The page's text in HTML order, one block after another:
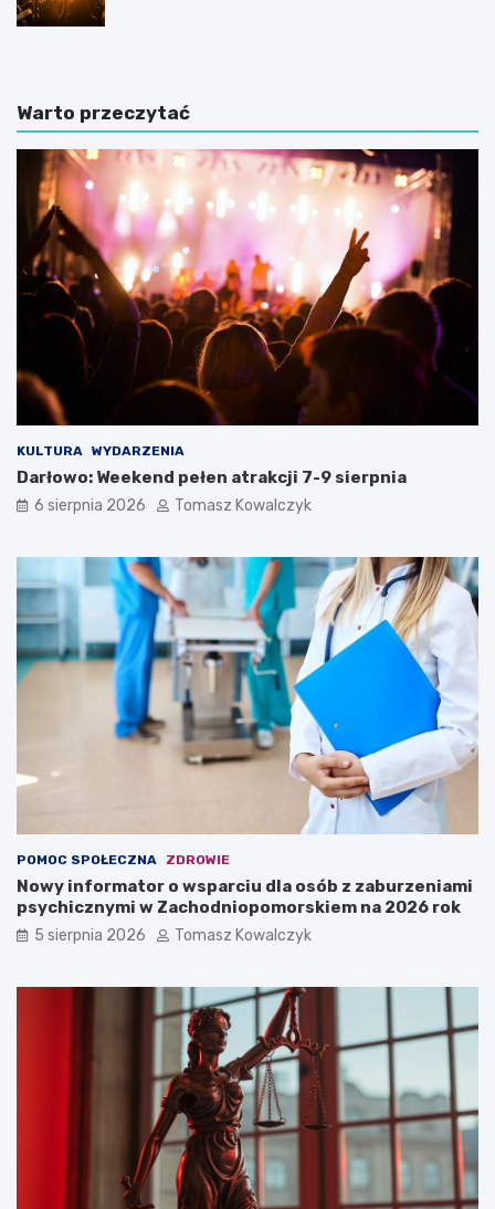
Warto przeczytać
KULTURA WYDARZENIA
Darłowo: Weekend pełen atrakcji 7-9 sierpnia
6 sierpnia 2026 Tomasz Kowalczyk
POMOC SPOŁECZNA ZDROWIE
Nowy informator o wsparciu dla osób z zaburzeniami
psychicznymi w Zachodniopomorskiem na 2026 rok
5 sierpnia 2026 Tomasz Kowalczyk